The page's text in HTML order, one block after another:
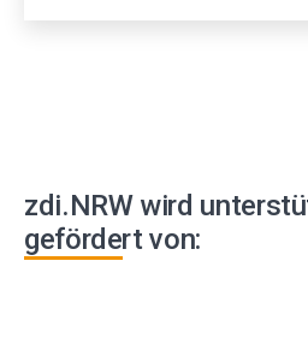
zdi.NRW wird
gefördert von: